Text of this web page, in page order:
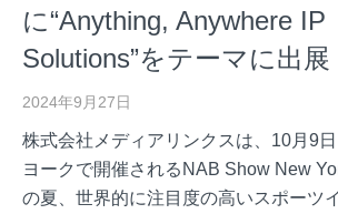
に“Anything, Anywhere IP
Solutions”をテーマに出展
2024年9月27日
株式会社メディアリンクスは、10月9
ヨークで開催されるNAB Show New
の夏、世界的に注目度の高いスポーツ